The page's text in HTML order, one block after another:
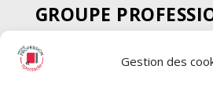
Gestion des
GROUPE
SPECTACLE
Chèque Intermittents